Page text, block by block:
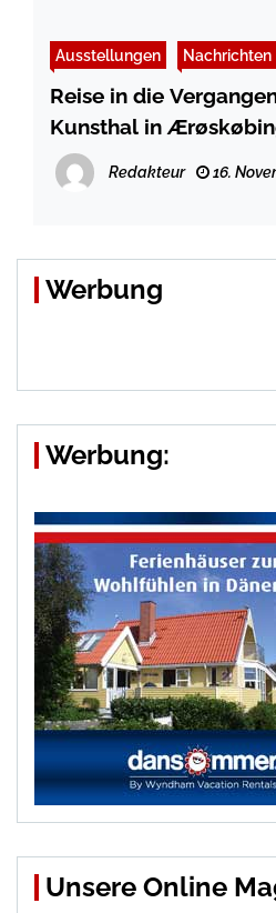
Ausstellungen Nachrichten
Reise in die
Kunsthal in
Redakteur 16.
Werbung
Werbung:
Unsere Online